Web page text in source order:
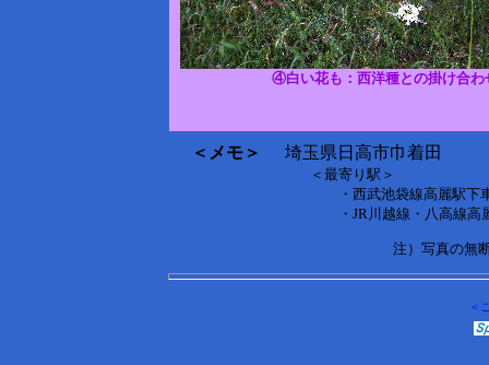
④白い花も：西洋種との掛け合わ
＜メモ＞ 埼玉県日高市巾着田
＜最寄り駅＞
・西武池袋線高麗駅下車
・JR川越線・八高線高麗
注）写真の無
＜